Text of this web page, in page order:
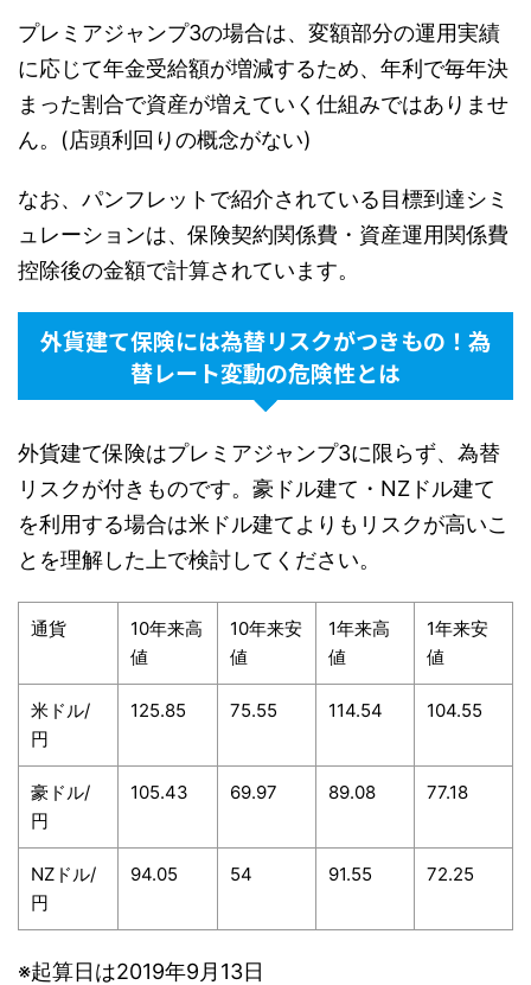
プレミアジャンプ3の場合は、変額部分の運用実績
に応じて年金受給額が増減するため、年利で毎年決
まった割合で資産が増えていく仕組みではありませ
ん。(店頭利回りの概念がない)
なお、パンフレットで紹介されている目標到達シミ
ュレーションは、保険契約関係費・資産運用関係費
控除後の金額で計算されています。
外貨建て保険には為替リスクがつきもの！為
替レート変動の危険性とは
外貨建て保険はプレミアジャンプ3に限らず、為替
リスクが付きものです。豪ドル建て・NZドル建て
を利用する場合は米ドル建てよりもリスクが高いこ
とを理解した上で検討してください。
通貨
10年来高
値
10年来安
値
1年来高
値
1年来安
値
米ドル/
円
125.85 75.55 114.54 104.55
豪ドル/
円
105.43 69.97 89.08 77.18
NZドル/
円
94.05 54 91.55 72.25
※起算日は2019年9月13日